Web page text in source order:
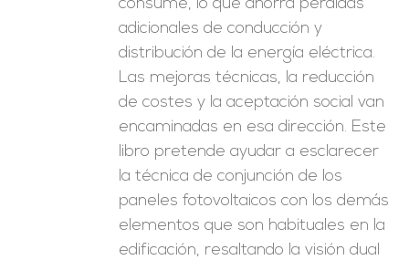
consume, lo que ahorra pérdidas
adicionales de conducción y
distribución de la energía eléctrica.
Las mejoras técnicas, la reducción
de costes y la aceptación social van
encaminadas en esa dirección. Este
libro pretende ayudar a esclarecer
la técnica de conjunción de los
paneles fotovoltaicos con los demás
elementos que son habituales en la
edificación, resaltando la visión dual